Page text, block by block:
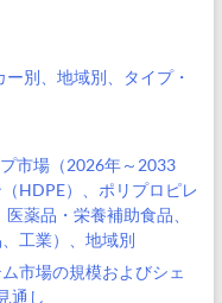
別、地域別、タイプ・
市場（2026年～2033
HDPE）、ポリプロピレ
薬品・栄養補助食品、
工業）、地域別
市場の規模およびシェ
通し